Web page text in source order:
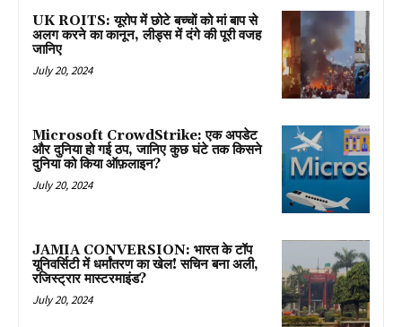
UK ROITS: यूरोप में छोटे बच्चों को मां बाप से
अलग करने का कानून, लीड्स में दंगे की पूरी वजह
जानिए
July 20, 2024
Microsoft CrowdStrike: एक अपडेट
और दुनिया हो गई ठप, जानिए कुछ घंटे तक किसने
दुनिया को किया ऑफ़लाइन?
July 20, 2024
JAMIA CONVERSION: भारत के टॉप
यूनिवर्सिटी में धर्मांतरण का खेल! सचिन बना अली,
रजिस्ट्रार मास्टरमाइंड?
July 20, 2024